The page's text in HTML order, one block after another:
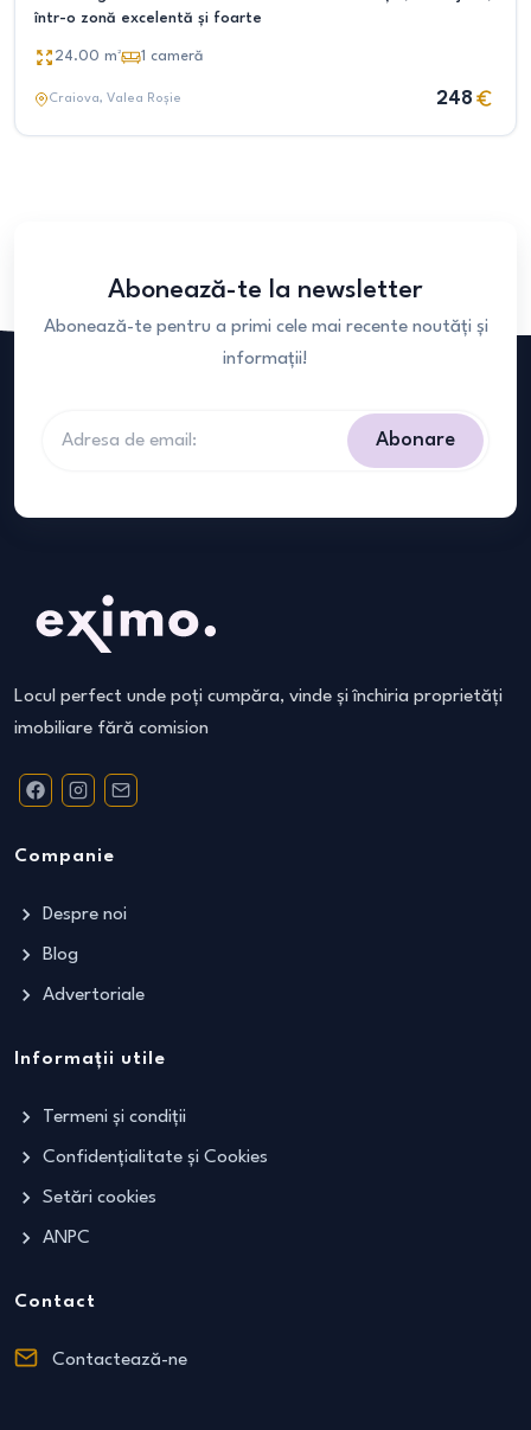
într-o zonă excelentă și foarte
24.00 m² 1 cameră
Craiova, Valea Roșie 248
Abonează-te la newsletter
Abonează-te pentru a primi cele mai recente noutăți și
informații!
Abonare
Locul perfect unde poți cumpăra, vinde și închiria proprietăți
imobiliare fără comision
Companie
Despre noi
Blog
Advertoriale
Informații utile
Termeni și condiții
Confidențialitate și Cookies
Setări cookies
ANPC
Contact
Contactează-ne